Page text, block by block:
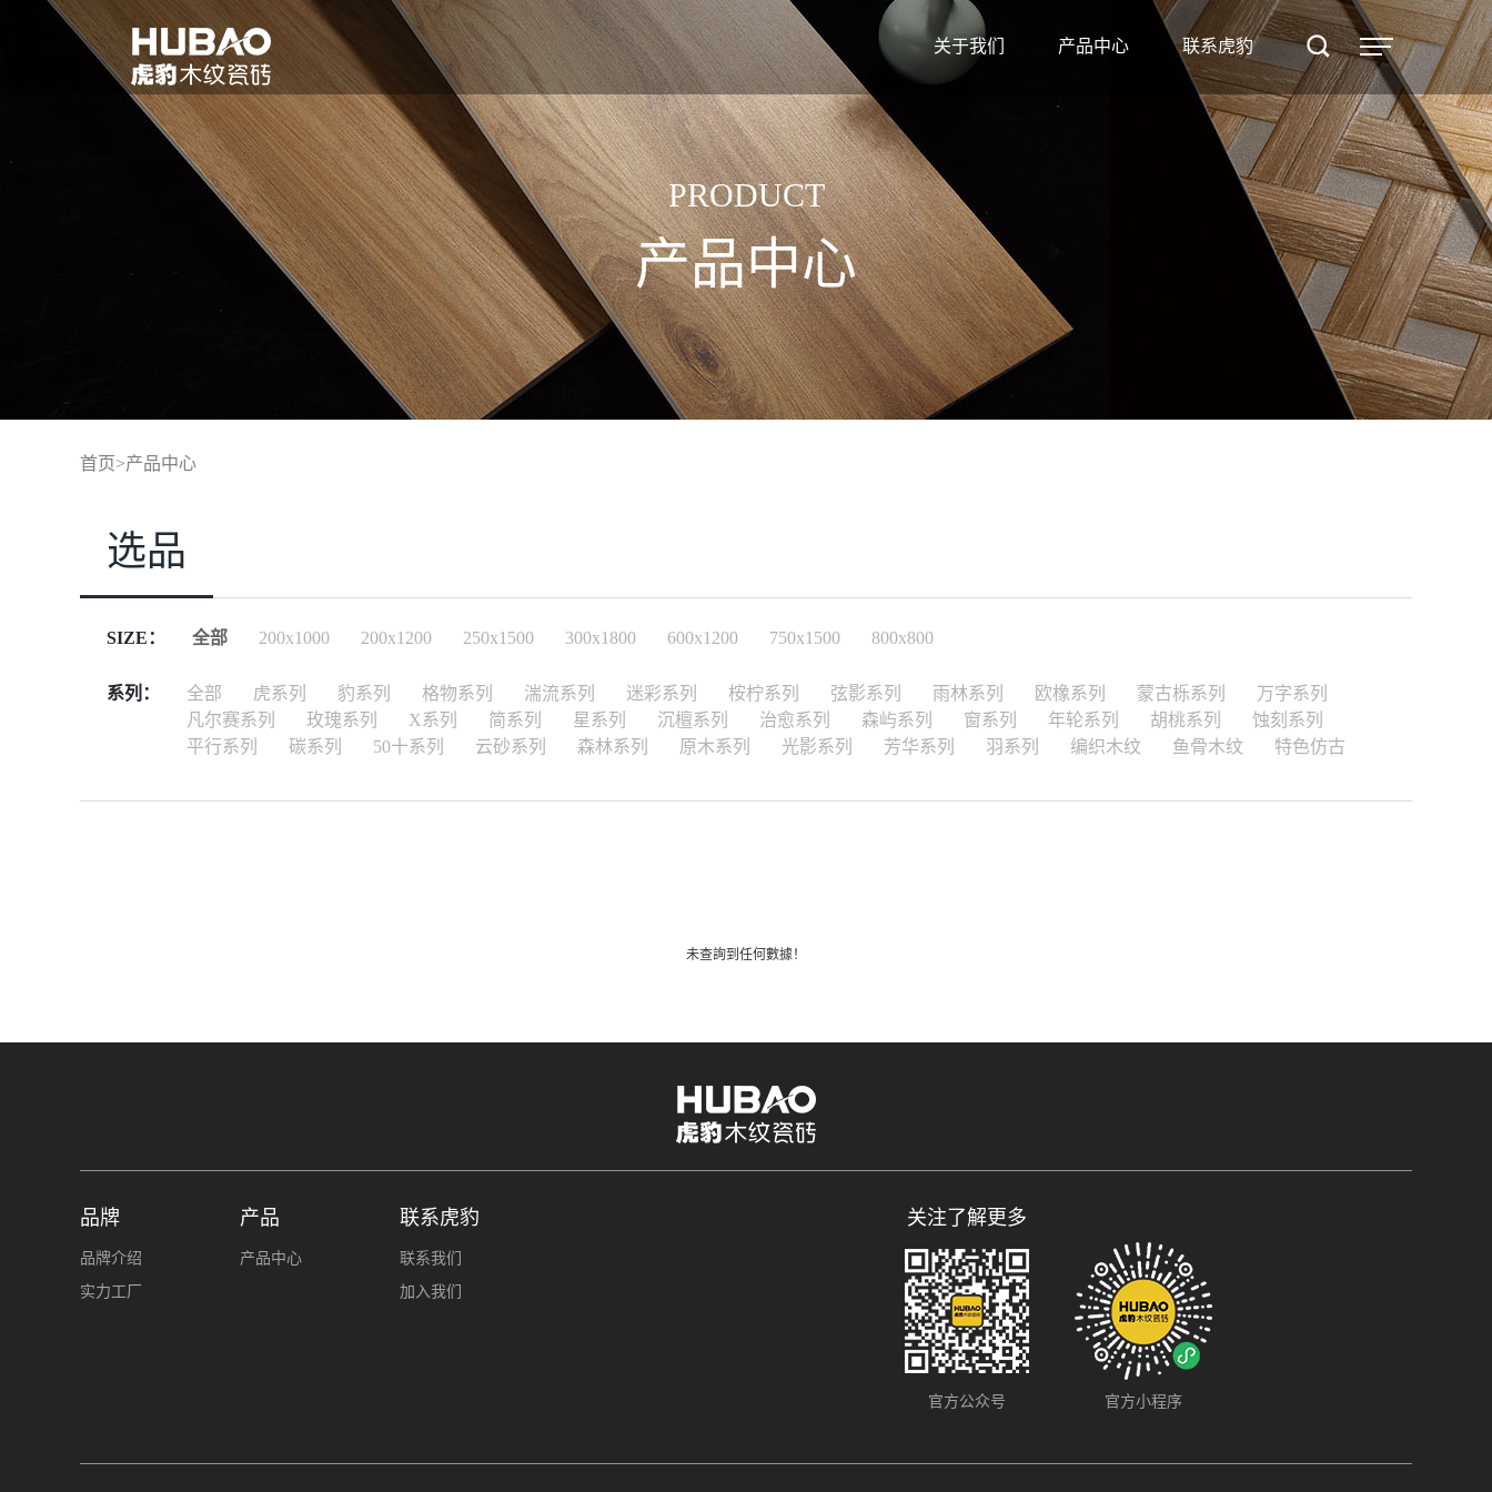
关于我们
品牌介绍
产品中心 联系虎豹产品
中心
联系
虎豹
PRODUCT
产品中心
首页>产品中心
选品
SIZE： 全部 200x1000 200x1200 250x1500 300x1800 600x1200 750x1500 800x800
系列： 全部 虎系列 豹系列 格物系列 湍流系列 迷彩系列 桉柠系列 弦影系列 雨林系列 欧橡系列 蒙古栎系列
万字系列
凡尔赛系列
玫瑰系列 X系列 简系列 星系列 沉檀系列 治愈系列 森屿系列 窗系列 年轮系列 胡桃系列
蚀刻系列
平行系列
碳系列 50十系列 云砂系列 森林系列 原木系列 光影系列 芳华系列 羽系列 编织木纹 鱼骨木纹 特色仿古
未查詢到任何數據！
品牌
品牌介绍
实力工厂
产品
产品中心
联系虎豹
联系我们
加入我们
关注了解更多
官方公众号 官方小程序